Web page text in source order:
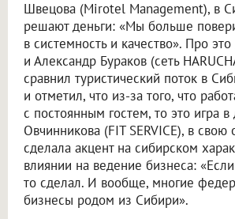
Швецова (Mirotel Management), в
решают деньги: «Мы больше
в системность и качество». Про
и Александр Бураков (сеть
сравнил туристический поток в
и отметил, что из-за того, что
с постоянным гостем, то это игра в
Овчинникова (FIT SERVICE), в свою
сделала акцент на сибирском
влиянии на ведение бизнеса:
то сделал. И вообще, многие
бизнесы родом из Сибири».